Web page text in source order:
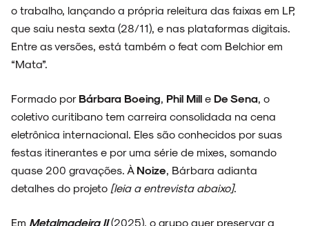
o trabalho, lançando a própria releitura das faixas em LP,
que saiu nesta sexta (28/11), e nas plataformas digitais.
Entre as versões, está também o feat com Belchior em
“Mata”.
Formado por Bárbara Boeing Phil Mill e De Sena , o
coletivo curitibano tem carreira consolidada na cena
eletrônica internacional. Eles são conhecidos por suas
festas itinerantes e por uma série de mixes, somando
quase 200 gravações. À Noize , Bárbara adianta
detalhes do projeto [leia a entrevista abaixo].
Em Metalmadeira II(2025), o grupo quer preservar a